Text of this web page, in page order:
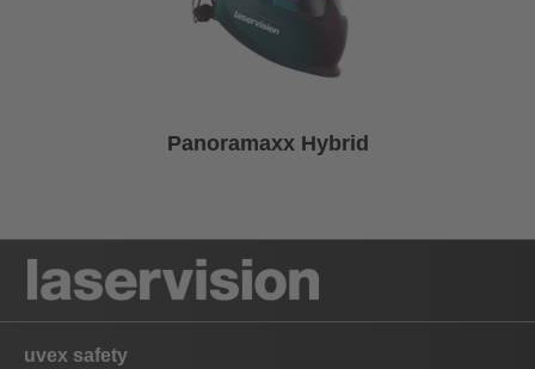
Panoramaxx Hybrid
uvex safety